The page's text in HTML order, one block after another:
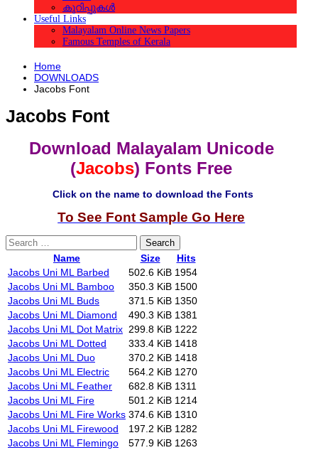
കുറിപ്പുകള്‍
Useful Links
Malayalam Online News Papers
Famous Temples of Kerala
Home
DOWNLOADS
Jacobs Font
Jacobs Font
Download Malayalam Unicode
(Jacobs) Fonts Free
Click on the name to download the Fonts
To See Font Sample Go Here
Search
for:
Name Size Hits
Jacobs Uni ML Barbed 502.6 KiB 1954
Jacobs Uni ML Bamboo
350.3 KiB 1500
Jacobs Uni ML Buds
371.5 KiB 1350
Jacobs Uni ML Diamond
490.3 KiB 1381
Jacobs Uni ML Dot Matrix 299.8 KiB 1222
Jacobs Uni ML Dotted
333.4 KiB 1418
Jacobs Uni ML Duo
370.2 KiB 1418
Jacobs Uni ML Electric
564.2 KiB 1270
Jacobs Uni ML Feather
682.8 KiB 1311
Jacobs Uni ML Fire
501.2 KiB 1214
Jacobs Uni ML Fire Works 374.6 KiB 1310
Jacobs Uni ML Firewood
197.2 KiB 1282
Jacobs Uni ML Flemingo
577.9 KiB 1263